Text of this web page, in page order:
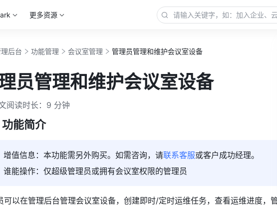
更多资源
后台 功能管理 会议室管理 管理员管理和维护会议室设备
员管理和维护会议室设备
阅读时长：9 分钟
能简介
增值信息：本功能需另外购买。如需咨询，请联系客服或客户成功经理。
谁能操作：仅超级管理员或拥有会议室权限的管理员
可以在管理后台管理会议室设备，创建即时/定时运维任务，查看运维进度，管